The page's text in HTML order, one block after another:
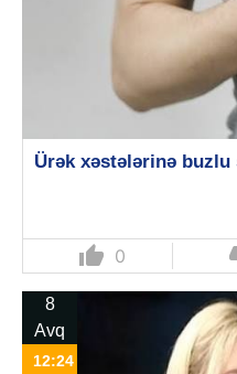
Ürək xəstələrinə buzlu
thumb_up 0
8
Avq
12:24